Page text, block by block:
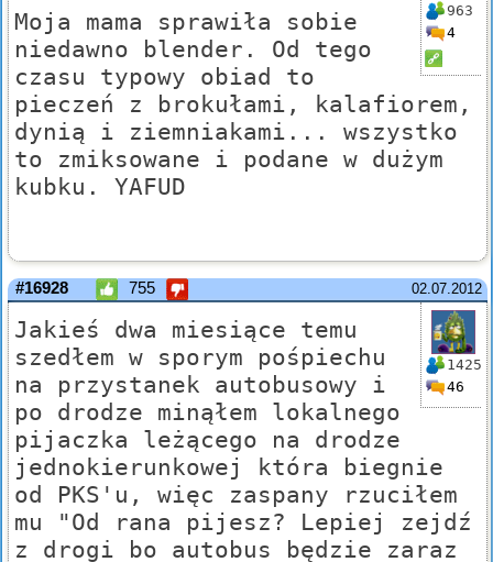
963
4
Moja mama sprawiła sobie
niedawno blender. Od tego
czasu typowy obiad to
pieczeń z brokułami, kalafiorem,
dynią i ziemniakami... wszystko
to zmiksowane i podane w dużym
kubku. YAFUD
02.07.2012
#16928 755
1425
46
Jakieś dwa miesiące temu
szedłem w sporym pośpiechu
na przystanek autobusowy i
po drodze minąłem lokalnego
pijaczka leżącego na drodze
jednokierunkowej która biegnie
od PKS'u, więc zaspany rzuciłem
mu "Od rana pijesz? Lepiej zejdź
z drogi bo autobus będzie zaraz